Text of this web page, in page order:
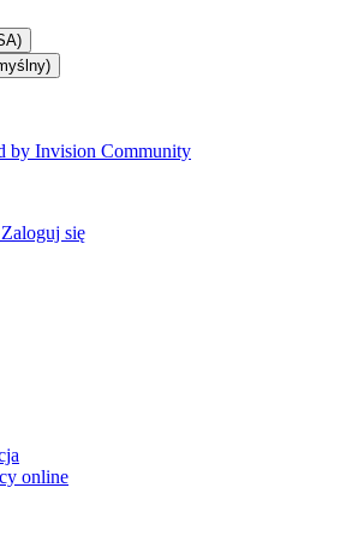
by Invision Community
się
online